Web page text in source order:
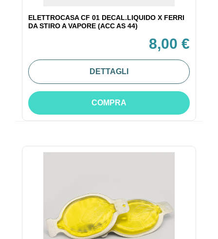
ELETTROCASA CF 01 DECAL.LIQUIDO X FERRI
DA STIRO A VAPORE (ACC AS 44)
8,00 €
DETTAGLI
COMPRA